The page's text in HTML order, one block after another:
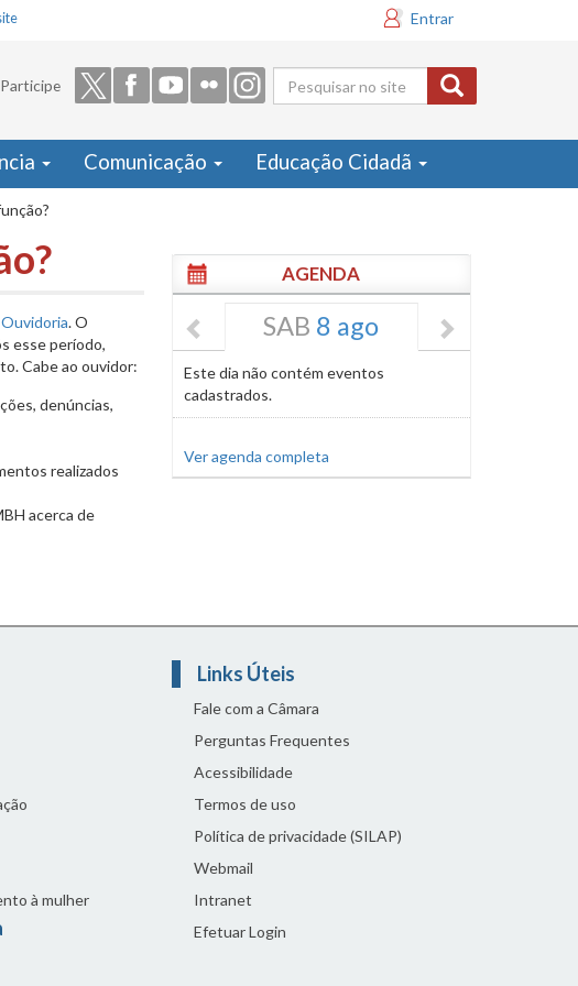
Entrar
Formulário
de busca
Participe
Comunicação Educação Cidadã
Ouvidoria. O
esse período,
Cabe ao ouvidor:
denúncias,
realizados
acerca de
AGENDA
SAB 8 ago
Este dia não contém eventos
cadastrados.
Ver agenda completa
à mulher
Links Úteis
Fale com a Câmara
Perguntas Frequentes
Acessibilidade
Termos de uso
Política de privacidade (SILAP)
Webmail
Intranet
Efetuar Login